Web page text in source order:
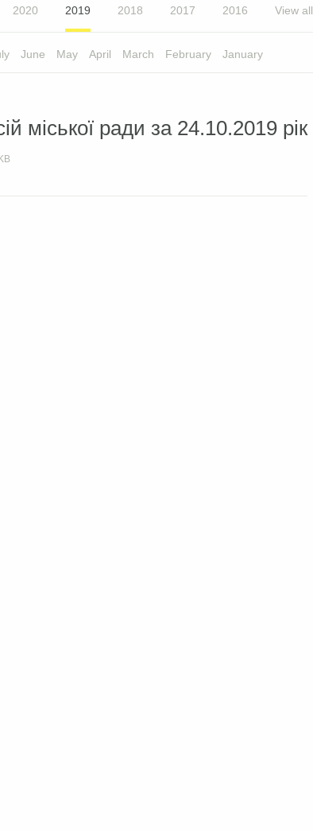
2020 2019 2018 2017 2016 View all
June May April March February January
міської ради за 24.10.2019 рік